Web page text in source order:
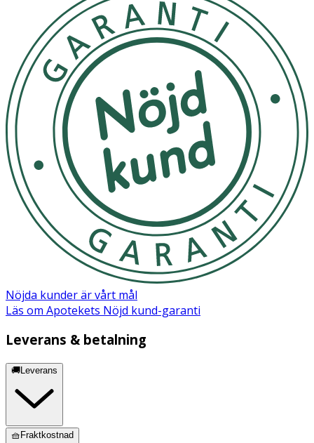
Aqua, Glycerin, Dipropylene Glycol, Caprylic/Capric
Triglyceride, Methylparaben, Propanediol, Olea Europaea
(Olive) Fruit Extract, Butylene Glycol, Disodium Edta,
Panthenol, Hydroxyethylcellulose, Polysorbate 60,
Carbomer, Triethanolamine, Sodium Hyaluronate,
Glyceryl Stearate, Chlorphenesin, Glycyrrhiza
Glabra(Licorice) Root Extract, 1, 2- Hexanediol, Captylyl
Glycol, Schizandra Chinensis Leaf Extract, Zingiber
Officinale (Ginger) Root Extract, Camellia Sinensis Leaf
Extract, Citrus Grandis (Grapefruit) Seed Extract, Acorus
Calamus Root Extract, Perilla Ocymoides Leaf Extract,
Tocopheryl Acetate, Fragrance.
Nöjda kunder är vårt mål
Läs om Apotekets Nöjd kund-garanti
Leverans & betalning
🚚Leverans
🧺Fraktkostnad